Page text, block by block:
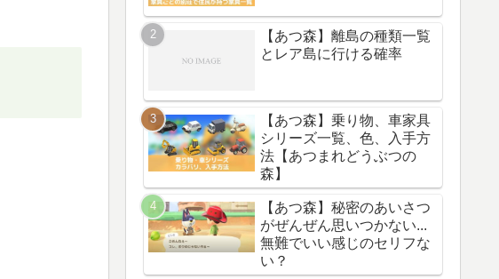
【あつ森】離島の種類一覧
とレア島に行ける確率
【あつ森】乗り物、車家具
シリーズ一覧、色、入手方
法【あつまれどうぶつの
森】
【あつ森】秘密のあいさつ
がぜんぜん思いつかない...
無難でいい感じのセリフな
い？